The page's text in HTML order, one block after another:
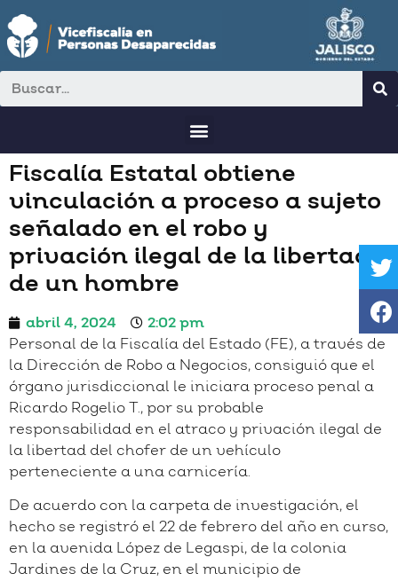
Fiscalía Estatal obtiene
vinculación a proceso a sujeto
señalado en el robo y
privación ilegal de la libertad
de un hombre
abril 4, 2024
2:02 pm
Personal de la Fiscalía del Estado (FE), a través de
la Dirección de Robo a Negocios, consiguió que el
órgano jurisdiccional le iniciara proceso penal a
Ricardo Rogelio T., por su probable
responsabilidad en el atraco y privación ilegal de
la libertad del chofer de un vehículo
perteneciente a una carnicería.
De acuerdo con la carpeta de investigación, el
hecho se registró el 22 de febrero del año en curso,
en la avenida López de Legaspi, de la colonia
Jardines de la Cruz, en el municipio de